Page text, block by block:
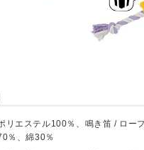
リエステル100％、鳴き笛 / ロー
％、綿30％